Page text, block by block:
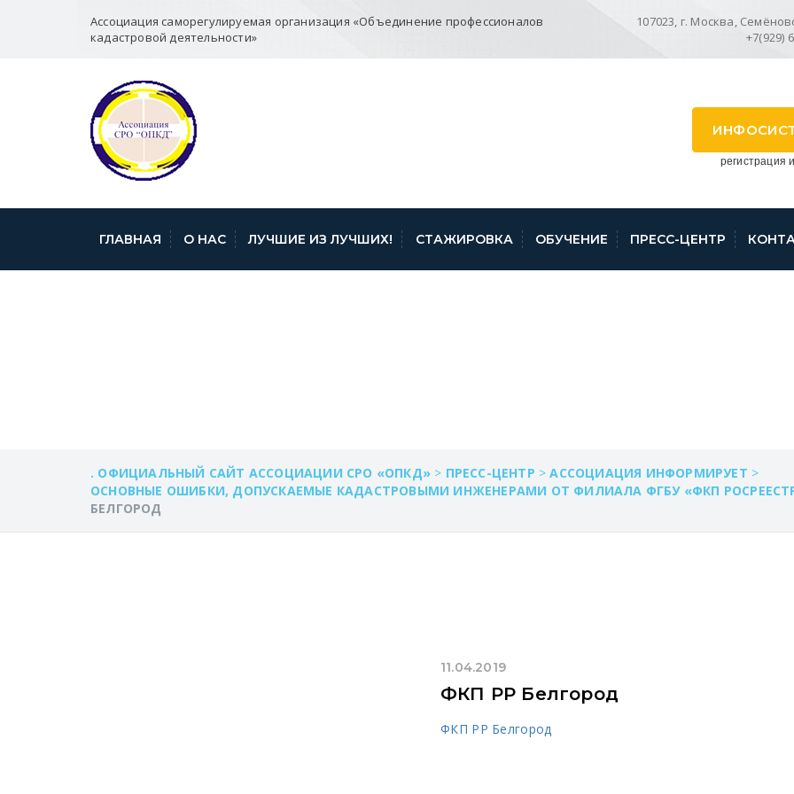
Ассоциация саморегулируемая организация «Объединение профессионалов
кадастровой деятельности»
107023, г. Москва,
+7(929)
регистрация
ГЛАВНАЯ О НАС ЛУЧШИЕ ИЗ ЛУЧШИХ! СТАЖИРОВКА ОБУЧЕНИЕ ПРЕСС-ЦЕНТР
. ОФИЦИАЛЬНЫЙ САЙТ АССОЦИАЦИИ СРО «ОПКД» > ПРЕСС-ЦЕНТР >АССОЦИАЦИЯ ИНФОРМИРУЕТ >
ОСНОВНЫЕ ОШИБКИ, ДОПУСКАЕМЫЕ КАДАСТРОВЫМИ ИНЖЕНЕРАМИ ОТ ФИЛИАЛА ФГБУ «ФКП
БЕЛГОРОД
11.04.2019
ФКП РР Белгород
ФКП РР Белгород